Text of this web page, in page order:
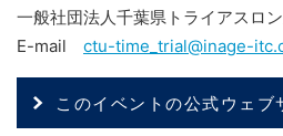
一般社団法人千葉県トライアスロ
E-mail ctu-time_trial@inage-
このイベントの公式ウェブ